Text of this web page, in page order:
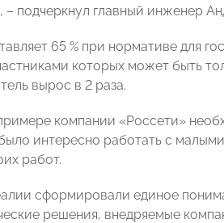
– подчеркнул главный инженер
65 % при нормативе для
которых может быть
вырос в 2 раза.
компании «Россети»
интересно работать с
работ.
сформировали единое
решения, внедряемые